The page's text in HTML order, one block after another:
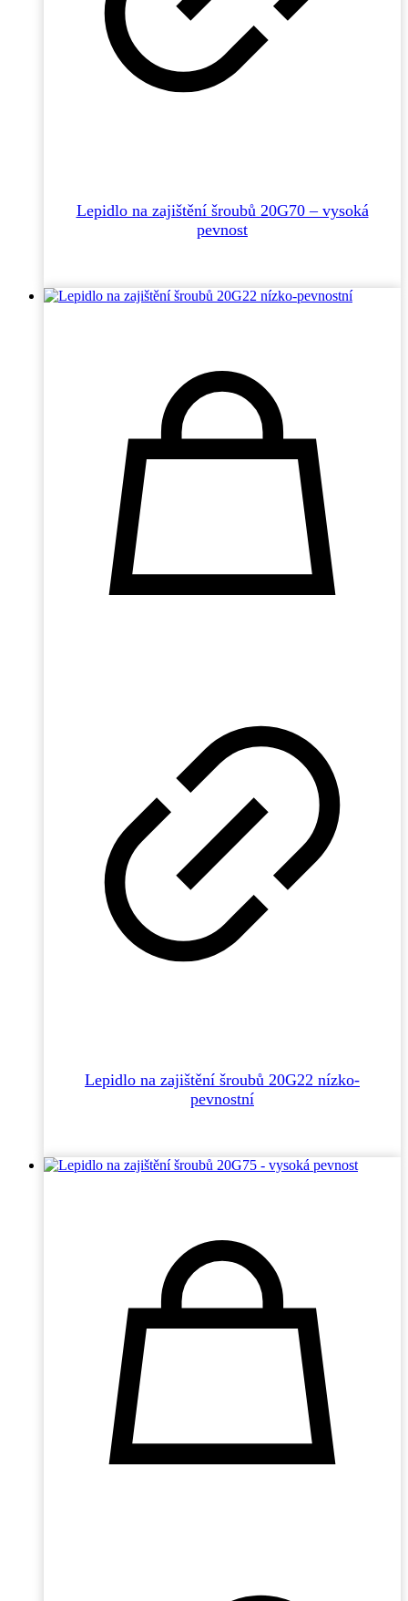
Lepidlo na zajištění šroubů 20G70 – vysoká
pevnost
Lepidlo na zajištění šroubů 20G22 nízko-
pevnostní